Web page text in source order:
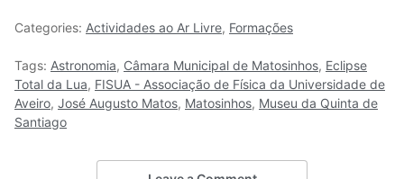
Categories: Actividades ao Ar Livre, Formações
Tags: Astronomia, Câmara Municipal de Matosinhos, Eclipse
Total da Lua, FISUA - Associação de Física da Universidade de
Aveiro, José Augusto Matos, Matosinhos, Museu da Quinta de
Santiago